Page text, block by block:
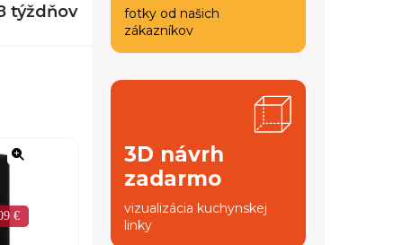
týždňov
€
fotky od našich
zákazníkov
3D návrh
zadarmo
vizualizácia kuchynskej
linky